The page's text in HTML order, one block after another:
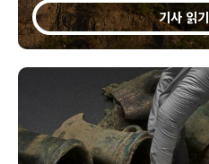
기사 읽기